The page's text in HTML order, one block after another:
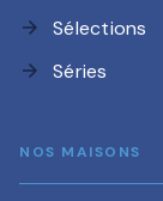
arrow_forward Sélections
arrow_forward Séries
NOS MAISONS